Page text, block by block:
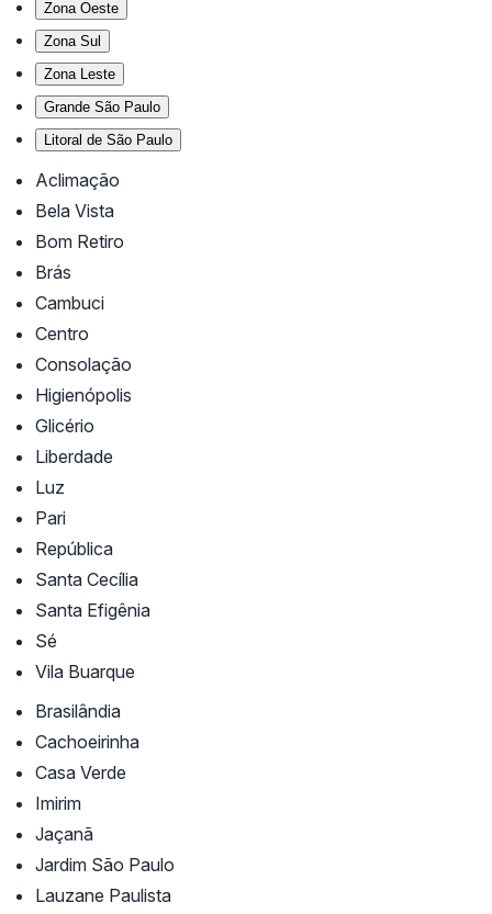
Zona Oeste
Zona Sul
Zona Leste
Grande São Paulo
Litoral de São Paulo
Aclimação
Bela Vista
Bom Retiro
Brás
Cambuci
Centro
Consolação
Higienópolis
Glicério
Liberdade
Luz
Pari
República
Santa Cecília
Santa Efigênia
Sé
Vila Buarque
Brasilândia
Cachoeirinha
Casa Verde
Imirim
Jaçanã
Jardim São Paulo
Lauzane Paulista